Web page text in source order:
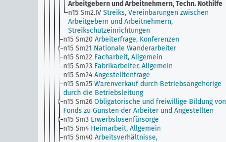
Arbeitgebern und Arbeitnehmern, Techn. Nothilfe
n15 Sm2.IV Streiks, Vereinbarungen zwischen
Arbeitgebern und Arbeitnehmern,
Streikschutzeinrichtungen
n15 Sm20 Arbeiterfrage, Konferenzen
n15 Sm21 Nationale Wanderarbeiter
n15 Sm22 Facharbeit, Allgemein
n15 Sm23 Fabrikarbeiter, Allgemein
n15 Sm24 Angestelltenfrage
n15 Sm25 Warenverkauf durch Betriebsangehörige
durch die Betriebsleitung
n15 Sm26 Obligatorische und freiwillige Bildung von
Fonds zu Gunsten der Arbeiter und Angestellten
n15 Sm3 Erwerbslosenfürsorge
n15 Sm4 Heimarbeit, Allgemein
n15 Sm40 Arbeitsverhältnisse,